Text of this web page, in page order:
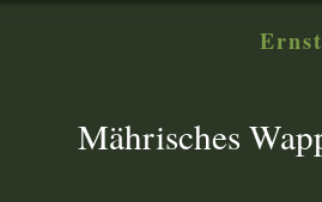
Mährisches